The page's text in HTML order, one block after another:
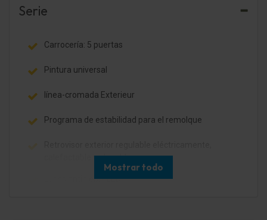
Serie
Carrocería: 5 puertas
Pintura universal
línea-cromada Exterieur
Programa de estabilidad para el remolque
calefactable y plegable
Luces antiniebla LED
Mostrar todo